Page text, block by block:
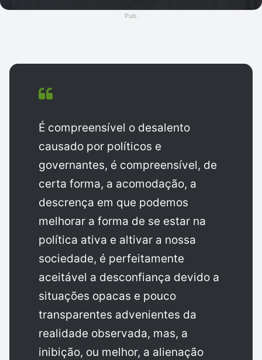
Pub.
É compreensível o desalento
causado por políticos e
governantes, é compreensível, de
certa forma, a acomodação, a
descrença em que podemos
melhorar a forma de se estar na
política ativa e altivar a nossa
sociedade, é perfeitamente
aceitável a desconfiança devido a
situações opacas e pouco
transparentes advenientes da
realidade observada, mas, a
inibição, ou melhor, a alienação